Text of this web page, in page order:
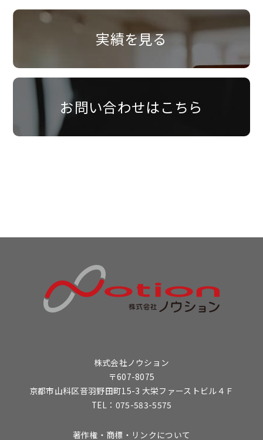
実績を見る
お問い合わせはこちら
株式会社ノウション
〒607-8075
京都市山科区音羽野田町15-3 大栄ファーストビル４Ｆ
TEL：075-583-5575
著作権・商標・リンクについて